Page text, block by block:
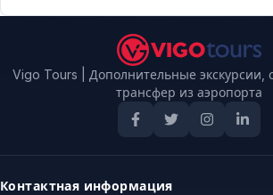
Vigo Tours | Дополнительные экскурсии,
трансфер из аэропорта
Контактная информация